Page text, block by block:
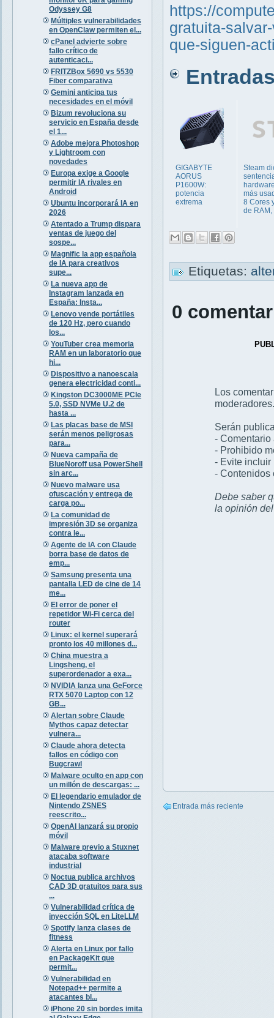
Odyssey G8
Múltiples vulnerabilidades
en OpenClaw permiten el...
cPanel advierte sobre
fallo crítico de
autenticaci...
FRITZBox 5690 vs 5530
Fiber comparativa
Gemini anticipa tus
necesidades en el móvil
Bizum revoluciona su
servicio en España desde
el 1...
Adobe mejora Photoshop
y Lightroom con
novedades
Europa exige a Google
permitir IA rivales en
Android
Ubuntu incorporará IA en
2026
Atentado a Trump dispara
ventas de juego del
sospe...
Magnific la app española
de IA para creativos
supe...
La nueva app de
Instagram lanzada en
España: Insta...
Lenovo vende portátiles
de 120 Hz, pero cuando
los...
YouTuber crea memoria
RAM en un laboratorio que
hi...
Dispositivo a nanoescala
genera electricidad conti...
Kingston DC3000ME PCIe
5.0, SSD NVMe U.2 de
hasta ...
Las placas base de MSI
serán menos peligrosas
para...
Nueva campaña de
BlueNoroff usa PowerShell
sin arc...
Nuevo malware usa
ofuscación y entrega de
carga po...
La comunidad de
impresión 3D se organiza
contra le...
Agente de IA con Claude
borra base de datos de
emp...
Samsung presenta una
pantalla LED de cine de 14
me...
El error de poner el
repetidor Wi-Fi cerca del
router
Linux: el kernel superará
pronto los 40 millones d...
China muestra a
Lingsheng, el
superordenador a exa...
NVIDIA lanza una GeForce
RTX 5070 Laptop con 12
GB...
Alertan sobre Claude
Mythos capaz detectar
vulnera...
Claude ahora detecta
fallos en código con
Bugcrawl
Malware oculto en app con
un millón de descargas: ...
El legendario emulador de
Nintendo ZSNES
reescrito...
OpenAI lanzará su propio
móvil
Malware previo a Stuxnet
atacaba software
industrial
Noctua publica archivos
CAD 3D gratuitos para sus
...
Vulnerabilidad crítica de
inyección SQL en LiteLLM
Spotify lanza clases de
fitness
Alerta en Linux por fallo
en PackageKit que
permit...
Vulnerabilidad en
Notepad++ permite a
atacantes bl...
iPhone 20 sin bordes imita
https://
gratuita-
que-siguen-
Entradas
GIGABYTE
AORUS
P1600W:
potencia
extrema
Steam
más
8 Cores
de RAM,
Etiquetas:
0
Los
moderadores.
Serán
- Comentario
- Prohibido
- Evite incluir
- Contenidos
Debe saber
la opinión
Entrada más reciente